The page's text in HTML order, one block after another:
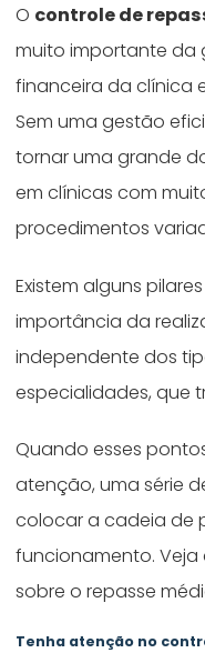
O controle de
muito importante da
financeira da clínica
Sem uma gestão
tornar uma grande
em clínicas com
procedimentos
Existem alguns
importância da
independente dos
especialidades, que
Quando esses
atenção, uma série
colocar a cadeia de
funcionamento.
sobre o repasse
Tenha atenção no